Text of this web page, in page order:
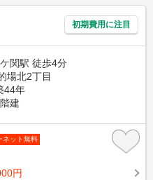
初期費用に注目
関駅 徒歩4分
場北2丁目
44年
建
ネット無料
円